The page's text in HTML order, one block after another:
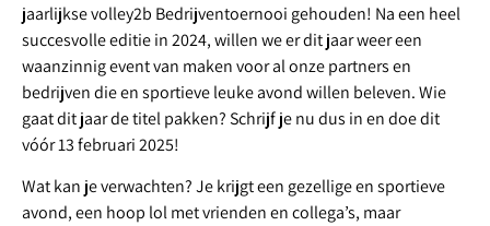
jaarlijkse volley2b Bedrijventoernooi gehouden! Na een heel
succesvolle editie in 2024, willen we er dit jaar weer een
waanzinnig event van maken voor al onze partners en
bedrijven die en sportieve leuke avond willen beleven. Wie
gaat dit jaar de titel pakken? Schrijf je nu dus in en doe dit
vóór 13 februari 2025!
Wat kan je verwachten? Je krijgt een gezellige en sportieve
avond, een hoop lol met vrienden en collega’s, maar